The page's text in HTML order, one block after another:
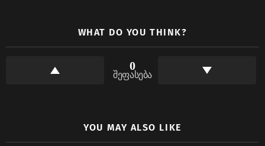
WHAT DO YOU THINK?
0
შეფასება
YOU MAY ALSO LIKE